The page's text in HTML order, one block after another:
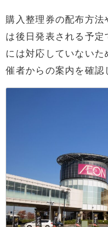
購入整理券の配布方
は後日発表される予
には対応していない
催者からの案内を確認